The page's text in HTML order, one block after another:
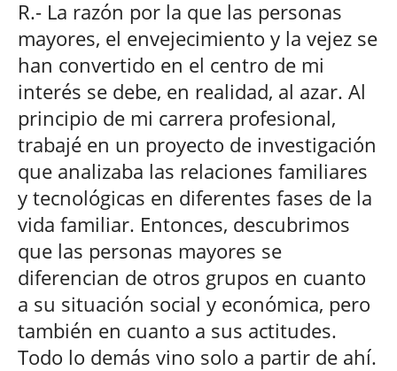
R.- La razón por la que las personas
mayores, el envejecimiento y la vejez se
han convertido en el centro de mi
interés se debe, en realidad, al azar. Al
principio de mi carrera profesional,
trabajé en un proyecto de investigación
que analizaba las relaciones familiares
y tecnológicas en diferentes fases de la
vida familiar. Entonces, descubrimos
que las personas mayores se
diferencian de otros grupos en cuanto
a su situación social y económica, pero
también en cuanto a sus actitudes.
Todo lo demás vino solo a partir de ahí.